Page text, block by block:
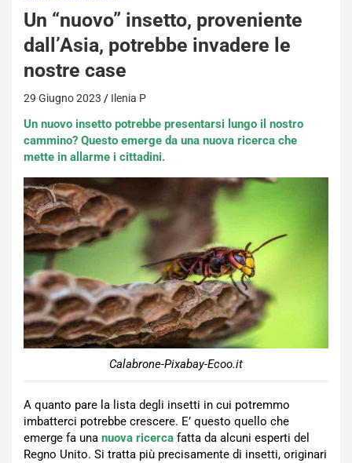
Un “nuovo” insetto, proveniente
dall’Asia, potrebbe invadere le
nostre case
29 Giugno 2023 Ilenia P
Un nuovo insetto potrebbe presentarsi lungo il nostro
cammino? Questo emerge da una nuova ricerca che
mette in allarme i cittadini.
Calabrone-Pixabay-Ecoo.it
A quanto pare la lista degli insetti in cui potremmo
imbatterci potrebbe crescere. E’ questo quello che
emerge fa una nuova ricerca fatta da alcuni esperti del
Regno Unito. Si tratta più precisamente di insetti, originari